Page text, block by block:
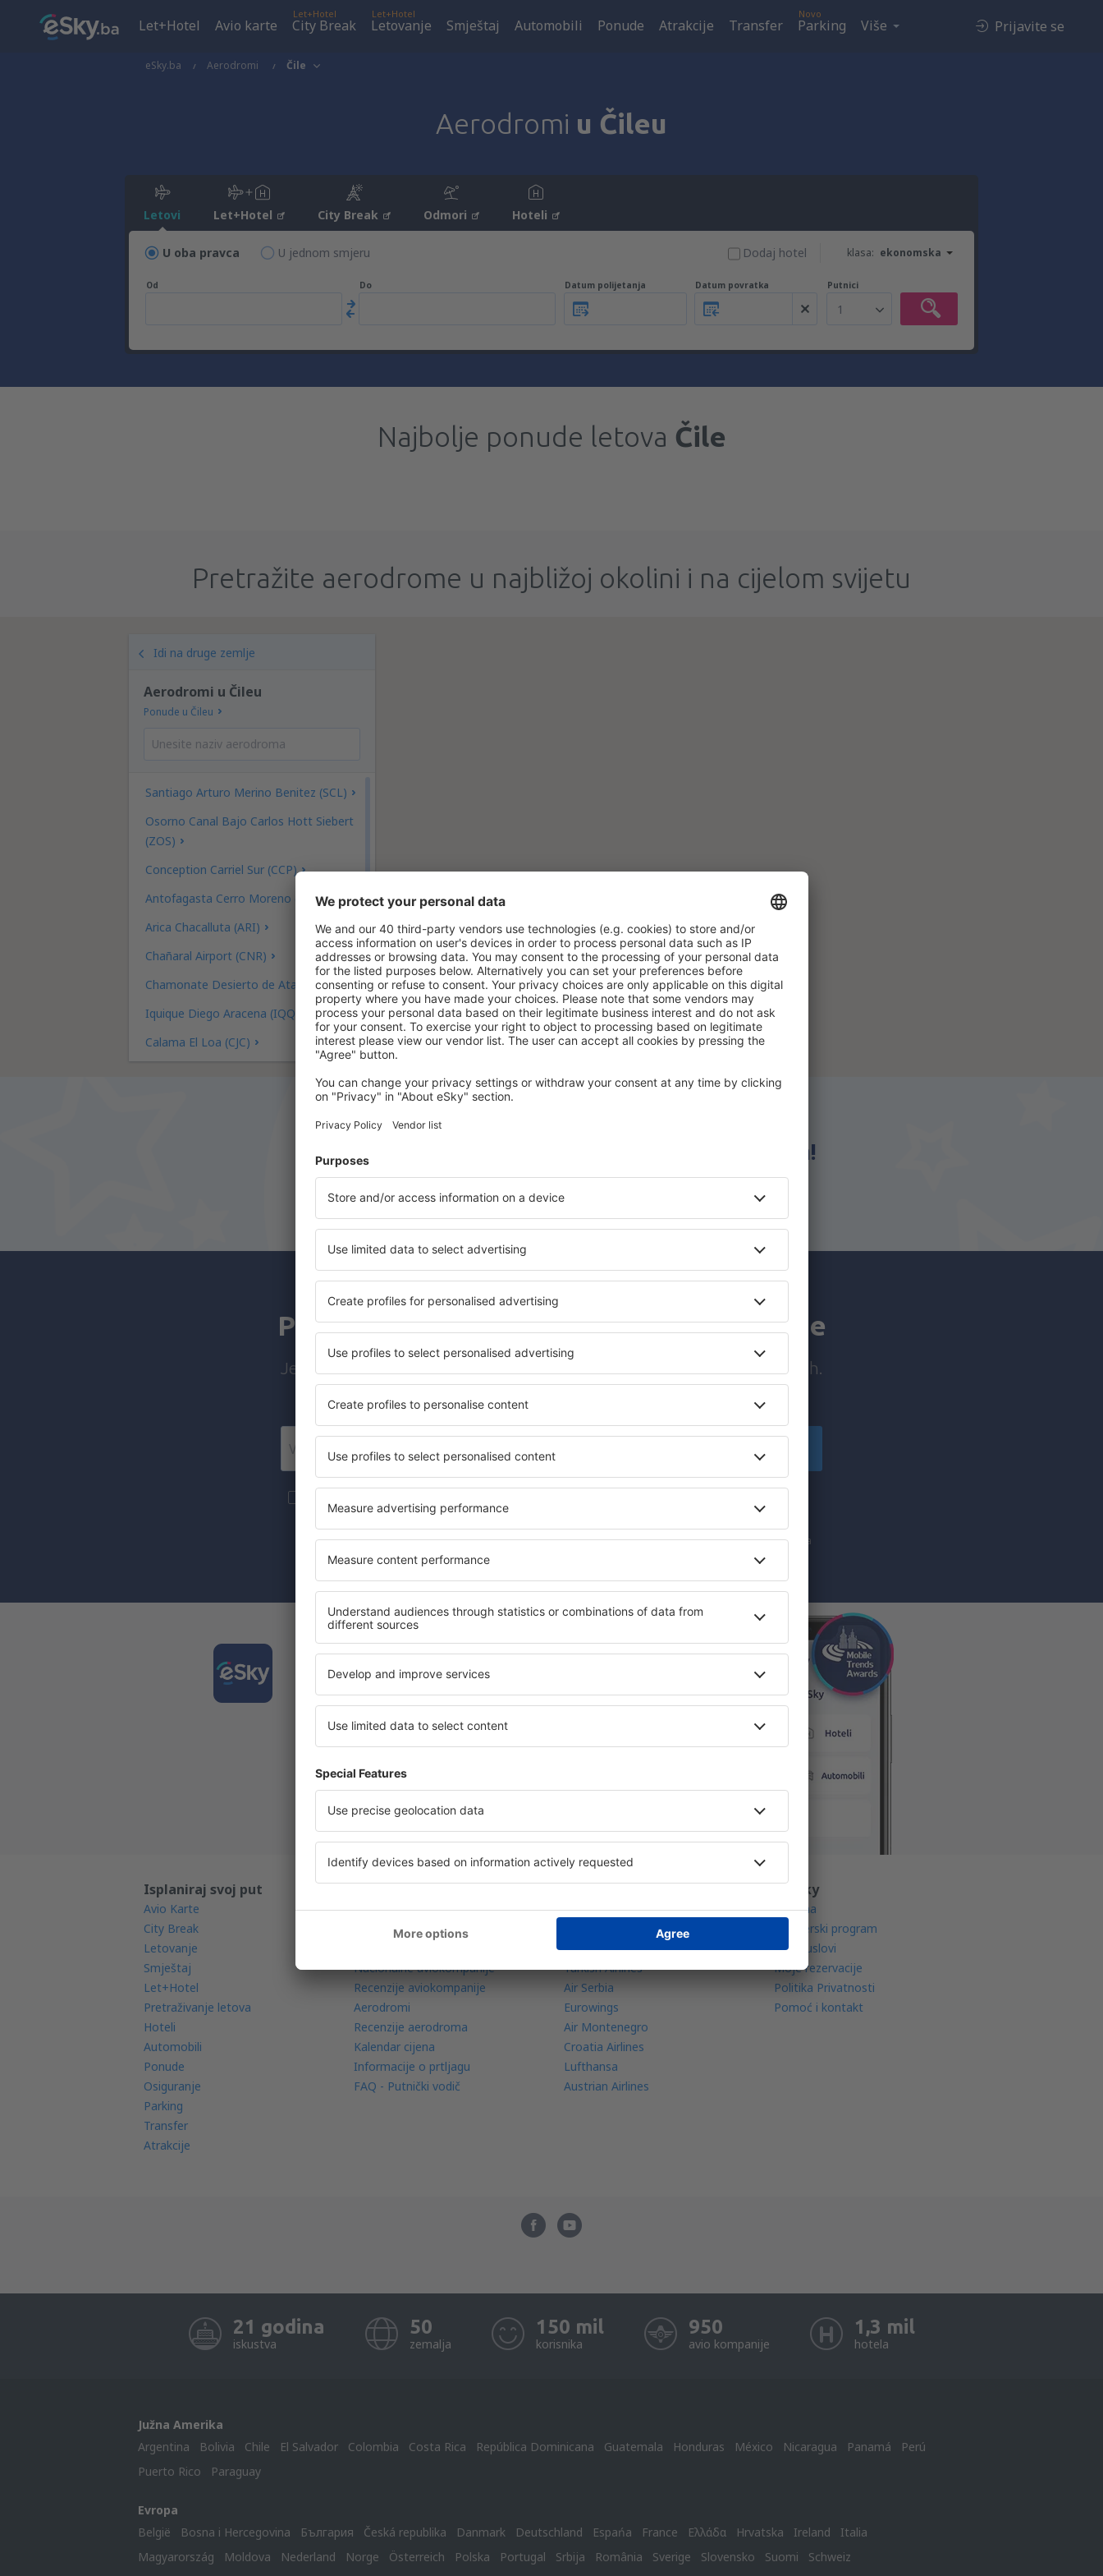
Let+Hotel Avio karte
Let+Hotel
City Break
Let+Hotel
Letovanje Smještaj Automobili Ponude Atrakcije Transfer
Novo
Parking Više Prijavite se
eSky.ba Aerodromi Čile
Aerodromi u Čileu
Letovi Let+Hotel City Break Odmori Hoteli
U oba pravca U jednom smjeru klasa: ekonomska
Dodaj hotel
Od Do Datum polijetanja Datum povratka Putnici
1
Najbolje ponude letova Čile
Pretražite aerodrome u najbližoj okolini i na cijelom svijetu
Idi na druge zemlje
Aerodromi u Čileu
Ponude u Čileu
Santiago Arturo Merino Benitez (SCL)
Osorno Canal Bajo Carlos Hott Siebert
(ZOS)
Conception Carriel Sur (CCP)
Antofagasta Cerro Moreno (ANF)
Arica Chacalluta (ARI)
Chañaral Airport (CNR)
Chamonate Desierto de Atacama (CPO)
Iquique Diego Aracena (IQQ)
Calama El Loa (CJC)
Punta Arenas Carlos Ibanez del Campo
Guardia Marina Zanartu Airport (WPU)
Ricardo García Posada Airport (ESR)
Teniente Julio Gallardo Airport (PNT)
Balmaceda Teniente Vidal (BBA)
Rezervišite let+hotel na eSky.ba!
Provjeri
Pretplatnici e-letaka putuju više za manje
Jeftini letovi, city breaks, odmori - primite jedinstvene ponude prije svih.
Šaljemo samo najbolje, putnička riječ!
informacije od strane eSky.pl S.A. na e-mail adresu koju sam naveo/la.
Označenje checkboxa, unošenje e-mail adrese i i odabir „Sačuvajte” (sveukupno) označava da prihvatate da
se vaši lični podaci obrađuju
Preuzmi aplikacijui planiraj
putovanja
Jedna od najboljih aplikacija u kategoriji putovanja
Nove dnevne ponude pod Vašim prstima
Sve rezervacije na jednom mjestu
Isplaniraj svoj put
Avio Karte
City Break
Letovanje
Smještaj
Let+Hotel
Pretraživanje letova
Hoteli
Automobili
Ponude
Osiguranje
Parking
Transfer
Atrakcije
Saznaj više
Mobilna aplikacija
Radar letova
Nacionalne aviokompanije
Recenzije aviokompanije
Aerodromi
Recenzije aerodroma
Kalendar cijena
Informacije o prtljagu
FAQ - Putnički vodič
Avio kompanije
Wizz Air
Pegasus Airlines
Turkish Airlines
Air Serbia
Eurowings
Air Montenegro
Croatia Airlines
Lufthansa
Austrian Airlines
O eSky
O nama
Partnerski program
Opšti uslovi
Moje rezervacije
Politika Privatnosti
Pomoć i kontakt
21 godina
iskustva
50
zemalja
150 mil
korisnika
950
avio kompanije
1,3 mil
hotela
Južna Amerika
Argentina
Bolivia Chile El Salvador Colombia Costa Rica República Dominicana Guatemala Honduras México Nicaragua Panamá
Perú
Puerto Rico
Paraguay
Evropa
België
Bosna i Hercegovina България Česká republika Danmark Deutschland Espańa France Ελλάδα Hrvatska Ireland
Italia
Magyarország
Moldova Nederland Norge Österreich Polska Portugal Srbija România Sverige Slovensko Suomi
Schweiz